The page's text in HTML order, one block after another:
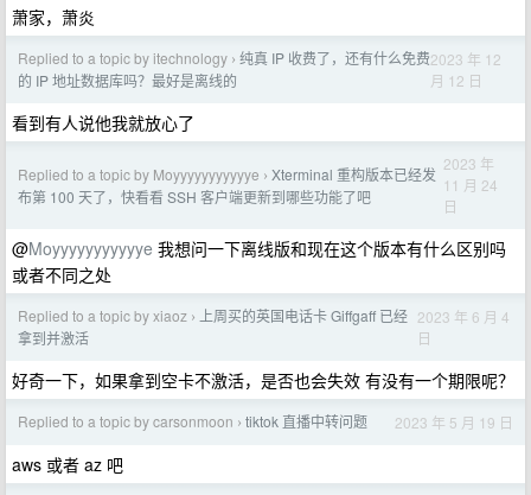
萧家，萧炎
Replied to a topic by itechnology › 纯真 IP 收费了，还有什么免费
的 IP 地址数据库吗？最好是离线的
2023 年 12
月 12 日
看到有人说他我就放心了
Replied to a topic by Moyyyyyyyyyyye › Xterminal 重构版本已经发
布第 100 天了，快看看 SSH 客户端更新到哪些功能了吧
2023 年
11 月 24
日
@Moyyyyyyyyyyye 我想问一下离线版和现在这个版本有什么区别吗
或者不同之处
Replied to a topic by xiaoz ›
上周买的英国电话卡 Giffgaff 已经
拿到并激活
2023 年 6 月 4
日
好奇一下，如果拿到空卡不激活，是否也会失效 有没有一个期限呢？
Replied to a topic by carsonmoon › tiktok 直播中转问题 2023 年 5 月 19 日
aws 或者 az 吧